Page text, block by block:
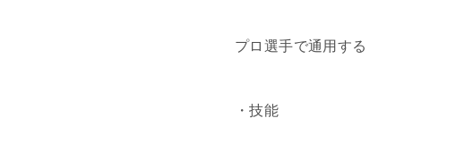
プロ選手で通用する
・技能